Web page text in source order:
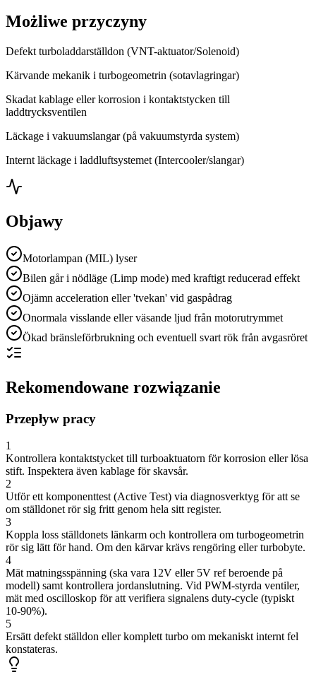
Możliwe przyczyny
Defekt turboladdarställdon (VNT-aktuator/Solenoid)
Kärvande mekanik i turbogeometrin (sotavlagringar)
Skadat kablage eller korrosion i kontaktstycken till
laddtrycksventilen
Läckage i vakuumslangar (på vakuumstyrda system)
Internt läckage i laddluftsystemet (Intercooler/slangar)
Objawy
Motorlampan (MIL) lyser
Bilen går i nödläge (Limp mode) med kraftigt reducerad effekt
Ojämn acceleration eller 'tvekan' vid gaspådrag
Onormala visslande eller väsande ljud från motorutrymmet
Ökad bränsleförbrukning och eventuell svart rök från avgasröret
Rekomendowane rozwiązanie
Przepływ pracy
1
Kontrollera kontaktstycket till turboaktuatorn för korrosion eller lösa
stift. Inspektera även kablage för skavsår.
2
Utför ett komponenttest (Active Test) via diagnosverktyg för att se
om ställdonet rör sig fritt genom hela sitt register.
3
Koppla loss ställdonets länkarm och kontrollera om turbogeometrin
rör sig lätt för hand. Om den kärvar krävs rengöring eller turbobyte.
4
Mät matningsspänning (ska vara 12V eller 5V ref beroende på
modell) samt kontrollera jordanslutning. Vid PWM-styrda ventiler,
mät med oscilloskop för att verifiera signalens duty-cycle (typiskt
10-90%).
5
Ersätt defekt ställdon eller komplett turbo om mekaniskt internt fel
konstateras.